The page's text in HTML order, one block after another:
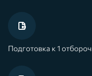
Подготовка к 1